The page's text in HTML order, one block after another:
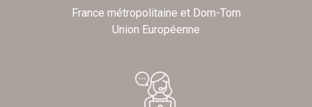
France métropolitaine et Dom-Tom
Union Européenne